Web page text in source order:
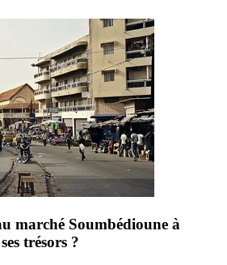
marché Soumbédioune à
trésors ?